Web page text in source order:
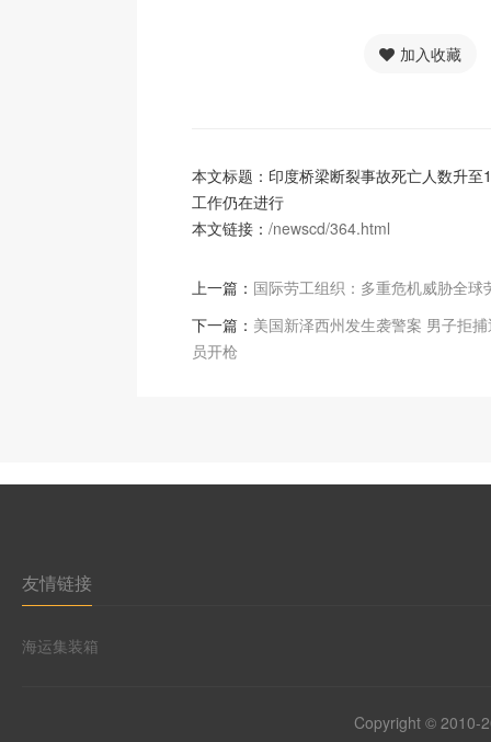
加入收藏
本文标题：印度桥梁断裂事故死亡人数升至
工作仍在进行
本文链接： /newscd/364.html
上一篇： 国际劳工组织：多重危机威胁全球
下一篇： 美国新泽西州发生袭警案 男子拒
员开枪
友情链接
海运集装箱
Copyright © 2010-